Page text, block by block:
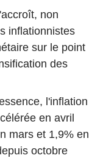
non
inflationnistes
sur le point
des
l'inflation
en avril
mars et 1,9% en
octobre